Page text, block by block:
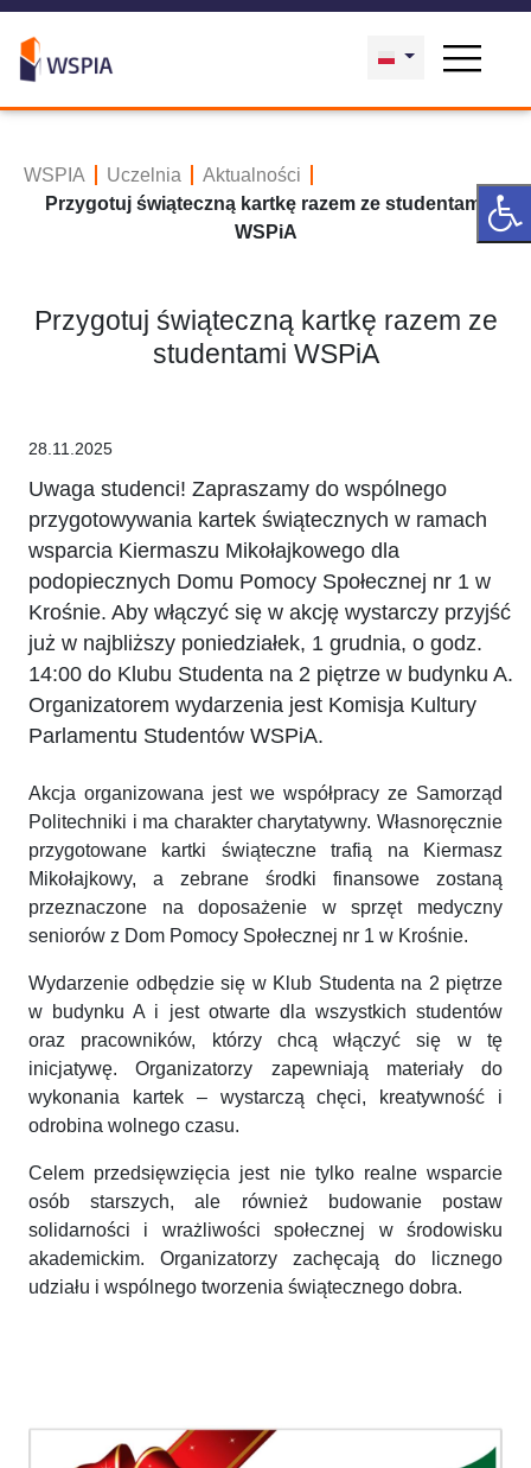
WSPIA Uczelnia
Aktualności
Przygotuj świąteczną kartkę razem ze studentami
WSPiA
Przygotuj świąteczną kartkę razem ze
studentami WSPiA
28.11.2025
Uwaga studenci! Zapraszamy do wspólnego
przygotowywania kartek świątecznych w ramach
wsparcia Kiermaszu Mikołajkowego dla
podopiecznych Domu Pomocy Społecznej nr 1 w
Krośnie. Aby włączyć się w akcję wystarczy przyjść
już w najbliższy poniedziałek, 1 grudnia, o godz.
14:00 do Klubu Studenta na 2 piętrze w budynku A.
Organizatorem wydarzenia jest Komisja Kultury
Parlamentu Studentów WSPiA.
Akcja organizowana jest we współpracy ze Samorząd
Politechniki i ma charakter charytatywny. Własnoręcznie
przygotowane kartki świąteczne trafią na Kiermasz
Mikołajkowy, a zebrane środki finansowe zostaną
przeznaczone na doposażenie w sprzęt medyczny
seniorów z Dom Pomocy Społecznej nr 1 w Krośnie.
Wydarzenie odbędzie się w Klub Studenta na 2 piętrze
w budynku A i jest otwarte dla wszystkich studentów
oraz pracowników, którzy chcą włączyć się w tę
inicjatywę. Organizatorzy zapewniają materiały do
wykonania kartek – wystarczą chęci, kreatywność i
odrobina wolnego czasu.
Celem przedsięwzięcia jest nie tylko realne wsparcie
osób starszych, ale również budowanie postaw
solidarności i wrażliwości społecznej w środowisku
akademickim. Organizatorzy zachęcają do licznego
udziału i wspólnego tworzenia świątecznego dobra.